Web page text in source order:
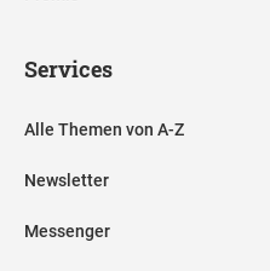
Services
Alle Themen von A-Z
Newsletter
Messenger